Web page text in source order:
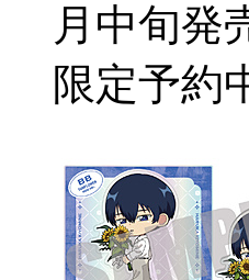
月中旬発
限定予約